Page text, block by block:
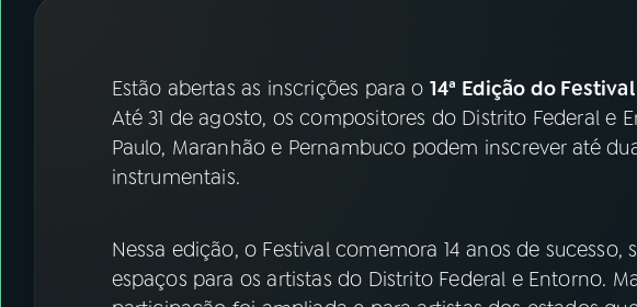
FESTIVAL DE MÚSICA
ACOMPANHE A RÁDIO NACIONAL
Instagram X
Estão abertas as inscrições para o 14ª Edição do
Até 31 de agosto, os compositores do Distrito Federal e
Paulo, Maranhão e Pernambuco podem inscrever até
instrumentais.
Nessa edição, o Festival comemora 14 anos de
espaços para os artistas do Distrito Federal e Entorno.